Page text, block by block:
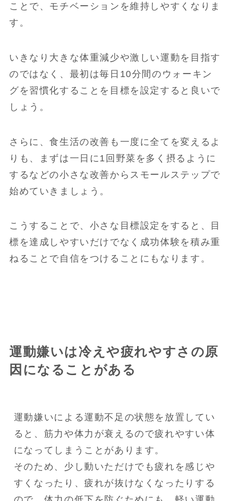
ことで、モチベーションを維持しやすくなりま
す。
いきなり大きな体重減少や激しい運動を目指す
のではなく、最初は毎日10分間のウォーキン
グを習慣化することを目標を設定すると良いで
しょう。
さらに、食生活の改善も一度に全てを変えるよ
りも、まずは一日に1回野菜を多く摂るように
するなどの小さな改善からスモールステップで
始めていきましょう。
こうすることで、小さな目標設定をすると、目
標を達成しやすいだけでなく成功体験を積み重
ねることで自信をつけることにもなります。
運動嫌いは冷えや疲れやすさの原
因になることがある
運動嫌いによる運動不足の状態を放置してい
ると、筋力や体力が衰えるので疲れやすい体
になってしまうことがあります。
そのため、少し動いただけでも疲れを感じや
すくなったり、疲れが抜けなくなったりする